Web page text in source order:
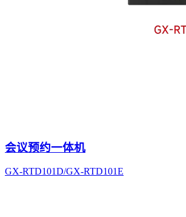
会议预约一体机
GX-RTD101D/GX-RTD101E